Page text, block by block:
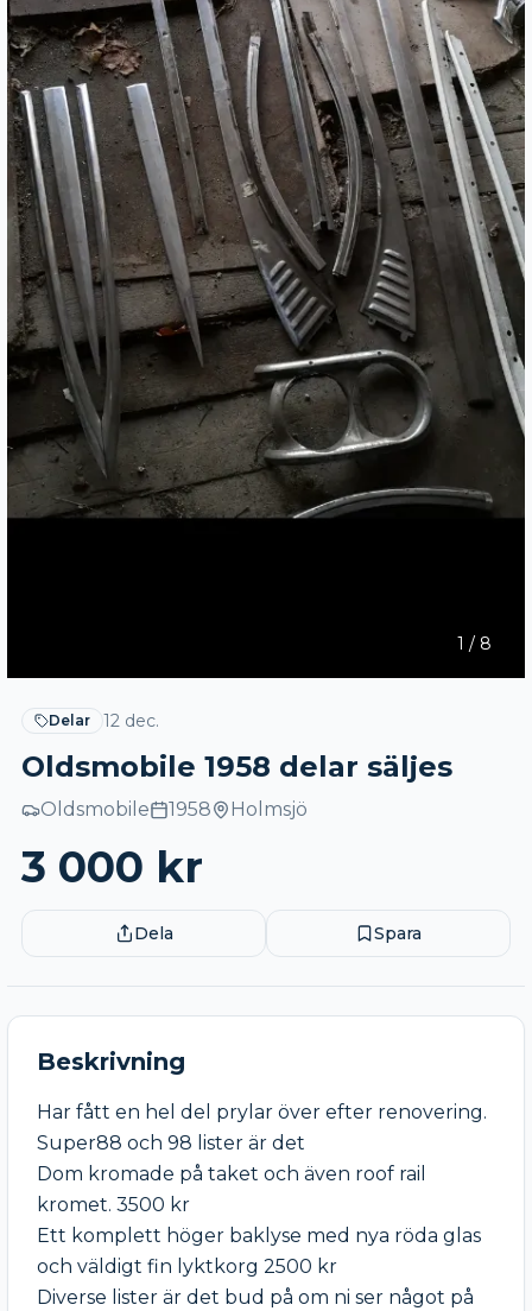
1 / 8
Delar 12 dec.
Oldsmobile 1958 delar säljes
Oldsmobile 1958 Holmsjö
3 000 kr
Dela Spara
Beskrivning
Har fått en hel del prylar över efter renovering.
Super88 och 98 lister är det
Dom kromade på taket och även roof rail
kromet. 3500 kr
Ett komplett höger baklyse med nya röda glas
och väldigt fin lyktkorg 2500 kr
Diverse lister är det bud på om ni ser något på